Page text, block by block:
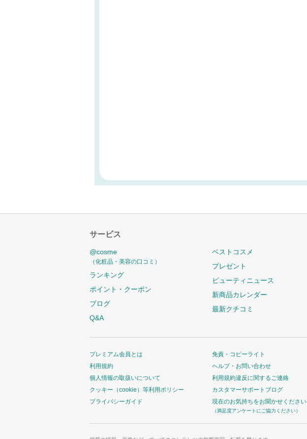
サービス
@cosme
（化粧品・美容の口コミ）
ランキング
ポイント・クーポン
ブログ
Q&A
ベストコスメ
プレゼント
ビューティニュース
新商品カレンダー
最新クチコミ
プレミアム会員とは
利用規約
個人情報の取扱いについて
クッキー（cookie）等利用ポリシー
プライバシーガイド
免責・コピーライト
ヘルプ・お問い合わせ
利用規約違反に関するご連絡
カスタマーサポートブログ
現在のお気持ちをお聞かせください
（満足度アンケートにご協力ください）